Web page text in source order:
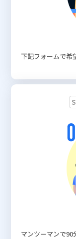
下記フォームで希
マンツーマンで